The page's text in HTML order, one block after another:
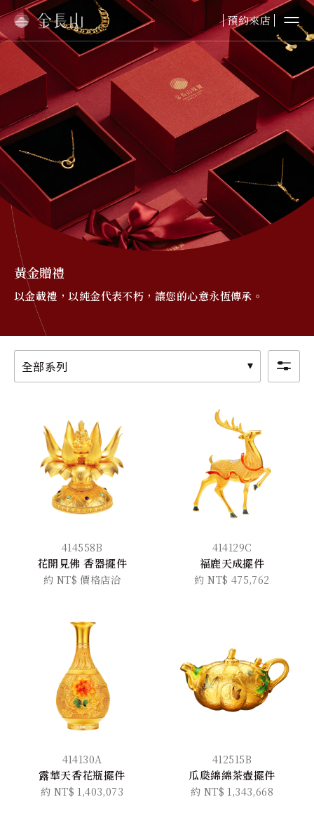
婚嫁金飾
純金首飾
純金擺件
鉑金首飾
黃金贈禮
本日金價
最新資訊
關於金長山
旗下品牌
預約來店
黃金贈禮
以金載禮，以純金代表不朽，讓您的心意永恆傳承。
全部系列
414558B
花開見佛 香器擺件
約 NT$ 價格店洽
414129C
福鹿天成擺件
約 NT$ 475,762
414130A
露華天香花瓶擺件
約 NT$ 1,403,073
412515B
瓜瓞綿綿茶壺擺件
約 NT$ 1,343,668